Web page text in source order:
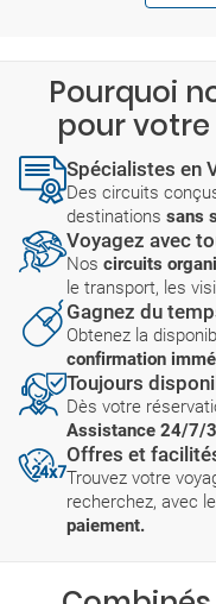
Pourquoi
pour
Spécialistes en
Des circuits
destinations sans
Voyagez avec
Nos circuits
le transport, les
Gagnez du
Obtenez la
confirmation
Toujours
Dès votre
Assistance 24/7/
Offres et
Trouvez votre
recherchez, avec
paiement.